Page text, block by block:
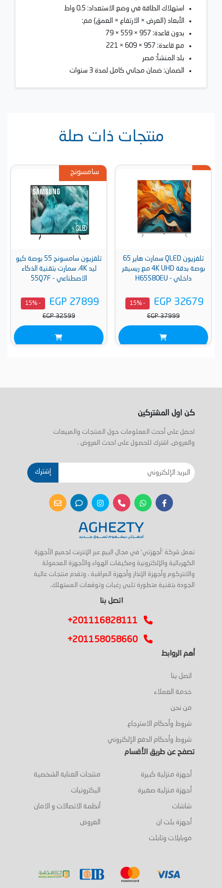
استهلاك الطاقة في وضع الاستعداد: 0.5 واط
الأبعاد (العرض × الارتفاع × العمق) مم:
بدون قاعدة: 957 × 559 × 79
مع قاعدة: 957 × 609 × 221
بلد المنشأ: مصر
الضمان: ضمان مجاني كامل لمدة 3 سنوات
منتجات ذات صلة
تلفزيون QLED سمارت هاير 65
بوصة بدقة 4K UHD مع ريسيفر
داخلي - H65S80EU
EGP 32679
- 15%
EGP 37999
سامسونج
تلفزيون سامسونج 55 بوصة كيو
ليد 4K، سمارت بتقنية الذكاء
الاصطناعي - 55Q7F
EGP 27899
- 15%
EGP 32599
كن اول المشتركين
احصل على أحدث المعلومات حول المنتجات والمبيعات
والعروض. اشترك للحصول على احدث العروض .
إشترك
تعمل شركة 'أجهزتي' في مجال البيع عبر الإنترنت لجميع الأجهزة
الكهربائية والإلكترونية ومكيفات الهواء والأجهزة المحمولة
والانتركوم وأجهزة الإنذار وأجهزة المراقبة ، وتقدم منتجات عالية
الجودة بتقنية متطورة تلبي رغبات وتوقعات المستهلك.
اتصل بنا
+201116828111
+201158058660
أهم الروابط
اتصل بنا
خدمة العملاء
من نحن
شروط وأحكام الاسترجاع
شروط وأحكام الدفع الإلكتروني
تصفح عن طريق الأقسام
أجهزة منزلية كبيرة
أجهزة منزلية صغيرة
شاشات
أجهزة بلت ان
موبايلات وتابلت
منتجات العناية الشخصية
اليكترونيات
أنظمة الاتصالات و الامان
العروض